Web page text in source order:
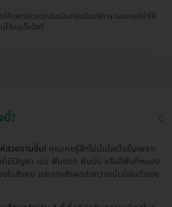
ห้แพทย์ตรวจประเมินก่อนรับบริการ และอาจมีค่าใช้
ไว้บนเว็บไซต์
นี้?
สวยงามขึ้น! คุณเคยรู้สึกไม่มั่นใจเมื่อยิ้มเพราะ
มีปัญหา เช่น ฟันแตก ฟันบิ่น หรือสีฟันที่หมอง
ในสังคม และอาจส่งผลต่อความมั่นใจในตัวเอง